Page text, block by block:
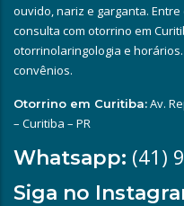
ouvido, nariz e garganta.
consulta com otorrino em
otorrinolaringologia e
convênios.
Otorrino em Curitiba:Av.
– Curitiba – PR
Whatsapp: (41)
Siga no